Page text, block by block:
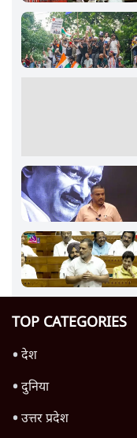
TOP CATEGORIES
देश
दुनिया
उत्तर प्रदेश